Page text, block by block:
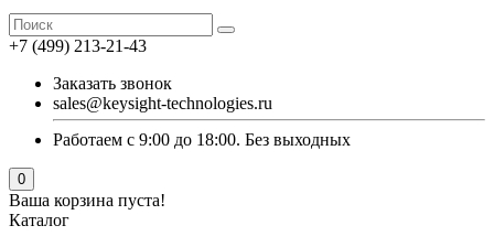
+7 (499) 213-21-43
Заказать звонок
sales@keysight-technologies.ru
Работаем с 9:00 до 18:00. Без выходных
0
Ваша корзина пуста!
Каталог